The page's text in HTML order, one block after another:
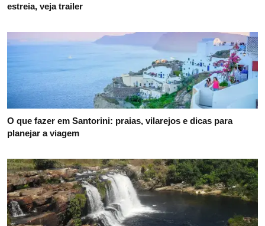
estreia, veja trailer
O que fazer em Santorini: praias, vilarejos e dicas para
planejar a viagem